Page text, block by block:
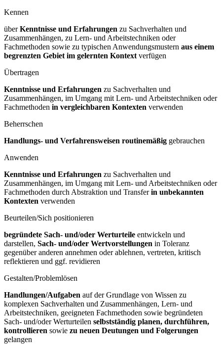
Kennen
überKenntnisse und Erfahrungen zu Sachverhalten und
Zusammenhängen, zu Lern- und Arbeitstechniken oder
Fachmethoden sowie zu typischen Anwendungsmustern aus einem
begrenzten Gebiet im gelernten Kontext verfügen
Übertragen
Kenntnisse und Erfahrungen zu Sachverhalten und
Zusammenhängen, im Umgang mit Lern- und Arbeitstechniken oder
Fachmethoden in vergleichbaren Kontexten verwenden
Beherrschen
Handlungs- und Verfahrensweisen routinemäßig gebrauchen
Anwenden
Kenntnisse und Erfahrungen zu Sachverhalten und
Zusammenhängen, im Umgang mit Lern- und Arbeitstechniken oder
Fachmethoden durch Abstraktion und Transferin unbekannten
Kontexten verwenden
Beurteilen/Sich positionieren
begründete Sach- und/oder Werturteile entwickeln und
darstellen, Sach- und/oder Wertvorstellungen in Toleranz
gegenüber anderen annehmen oder ablehnen, vertreten, kritisch
reflektieren und ggf. revidieren
Gestalten/Problemlösen
Handlungen/Aufgaben auf der Grundlage von Wissen zu
komplexen Sachverhalten und Zusammenhängen, Lern- und
Arbeitstechniken, geeigneten Fachmethoden sowie begründeten
Sach- und/oder Werturteilen selbstständig planen, durchführen,
kontrollieren sowie zu neuen Deutungen und Folgerungen
gelangen